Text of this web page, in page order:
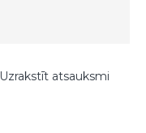
Uzrakstīt atsauksmi